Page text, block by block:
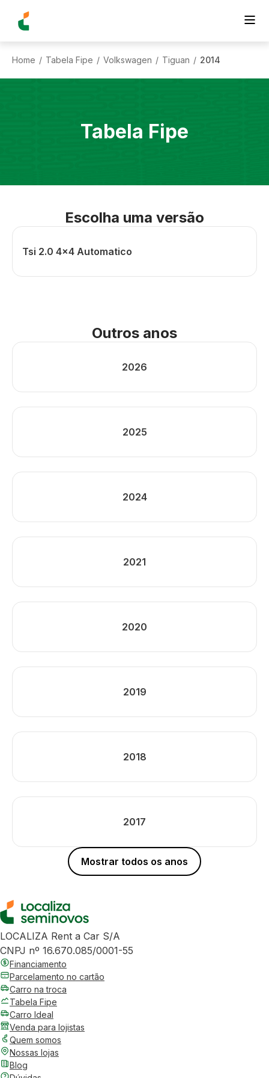
Home / Tabela Fipe / Volkswagen / Tiguan / 2014
Tabela Fipe
Escolha uma versão
Tsi 2.0 4x4 Automatico
Outros anos
2026
2025
2024
2021
2020
2019
2018
2017
Mostrar todos os anos
LOCALIZA Rent a Car S/A
CNPJ nº 16.670.085/0001-55
Financiamento
Parcelamento no cartão
Carro na troca
Tabela Fipe
Carro Ideal
Venda para lojistas
Quem somos
Nossas lojas
Blog